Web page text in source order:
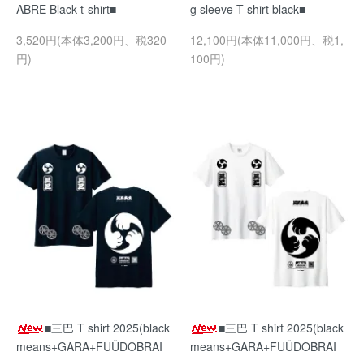
ABRE Black t-shirt■
3,520円(本体3,200円、税320
円)
g sleeve T shirt black■
12,100円(本体11,000円、税1,
100円)
■三巴 T shirt 2025(black
means+GARA+FUÜDOBRAI
■三巴 T shirt 2025(black
means+GARA+FUÜDOBRAI